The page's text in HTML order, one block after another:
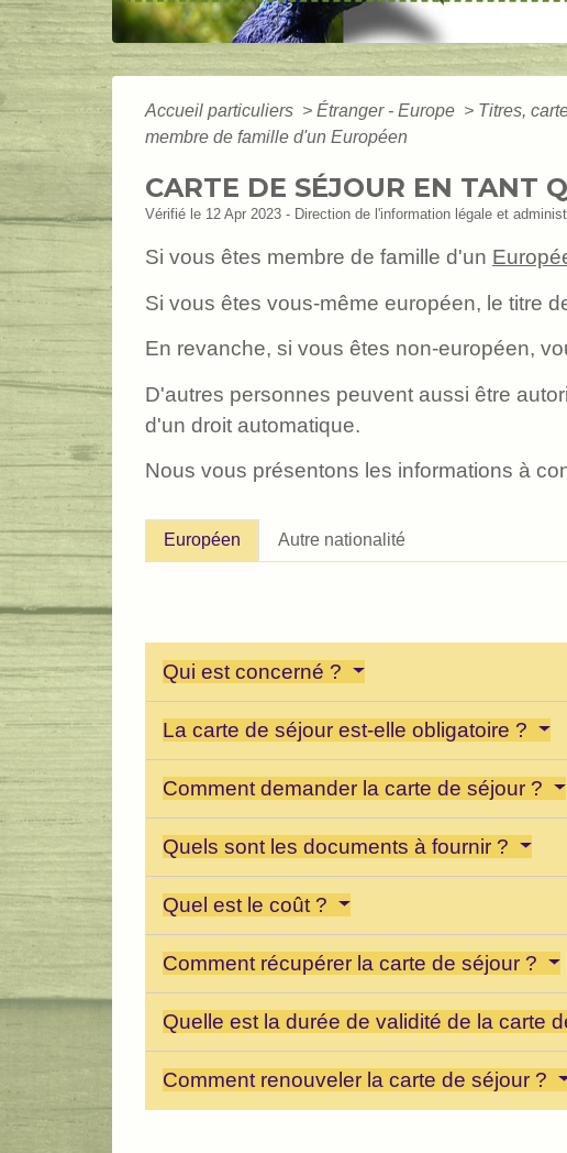
Accueil particuliers > Étranger - Europe > Titres,
membre de famille d'un Européen
CARTE DE SÉJOUR EN TANT
Vérifié le 12 Apr 2023 - Direction de l'information légale et
Si vous êtes membre de famille d'un
Si vous êtes vous-même européen, le titre
En revanche, si vous êtes non-européen,
D'autres personnes peuvent aussi être
d'un droit automatique.
Nous vous présentons les informations à
Européen Autre nationalité
Qui est concerné ?
La carte de séjour est-elle obligatoire ?
Comment demander la carte de séjour ?
Quels sont les documents à fournir ?
Quel est le coût ?
Comment récupérer la carte de séjour ?
Quelle est la durée de validité de la carte
Comment renouveler la carte de séjour ?